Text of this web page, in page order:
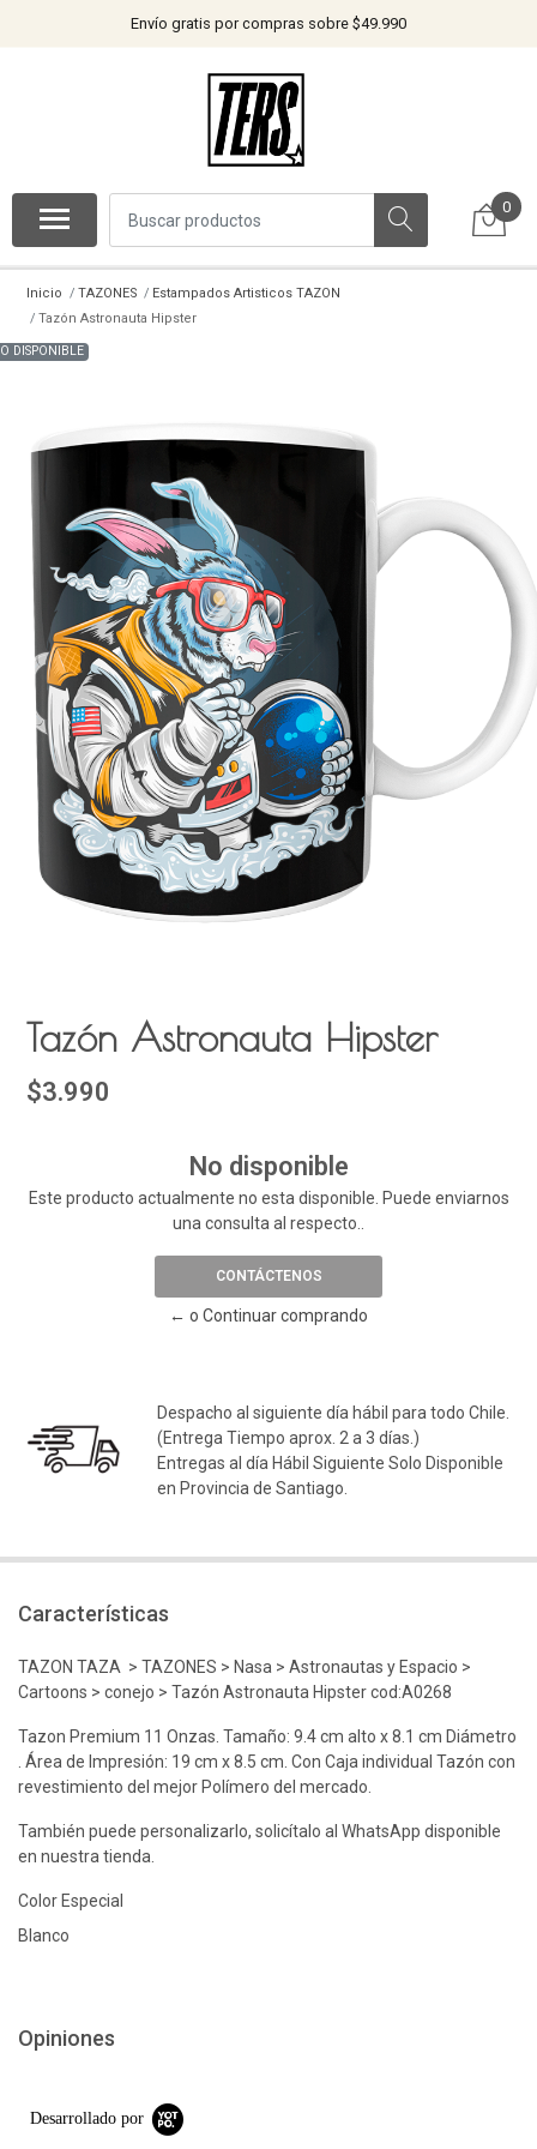
Envío gratis por compras sobre $49.990
0
Inicio TAZONES
Estampados Artisticos TAZON
Tazón Astronauta Hipster
DISPONIBLE
Tazón Astronauta Hipster
$3.990
No disponible
Este producto actualmente no esta disponible. Puede enviarnos
una consulta al respecto..
CONTÁCTENOS
← o Continuar comprando
Despacho al siguiente día hábil para todo Chile.
(Entrega Tiempo aprox. 2 a 3 días.)
Entregas al día Hábil Siguiente Solo Disponible
en Provincia de Santiago.
Características
TAZON TAZA > TAZONES > Nasa > Astronautas y Espacio >
Cartoons > conejo > Tazón Astronauta Hipster cod:A0268
Tazon Premium 11 Onzas. Tamaño: 9.4 cm alto x 8.1 cm Diámetro
. Área de Impresión: 19 cm x 8.5 cm. Con Caja individual Tazón con
revestimiento del mejor Polímero del mercado.
También puede personalizarlo, solicítalo al WhatsApp disponible
en nuestra tienda.
Color Especial
Blanco
Opiniones
Desarrollado por